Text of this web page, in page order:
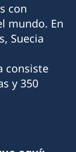
A, Plaza
con
mundo. En
Suecia
consiste
y 350